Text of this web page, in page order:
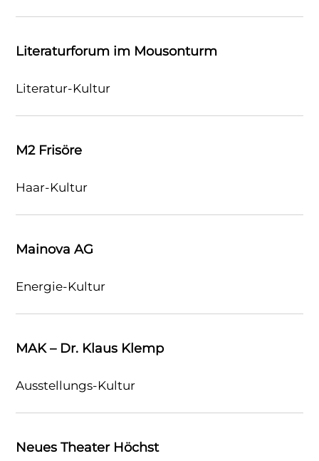
Literaturforum im Mousonturm
Literatur-Kultur
M2 Frisöre
Haar-Kultur
Mainova AG
Energie-Kultur
MAK – Dr. Klaus Klemp
Ausstellungs-Kultur
Neues Theater Höchst